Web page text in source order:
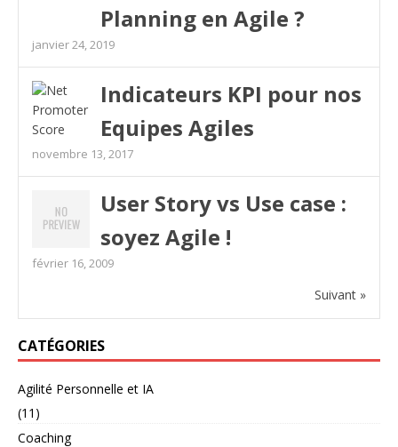
Planning en Agile ?
janvier 24, 2019
Indicateurs KPI pour nos
Equipes Agiles
novembre 13, 2017
User Story vs Use case :
soyez Agile !
février 16, 2009
Suivant »
CATÉGORIES
Agilité Personnelle et IA
(11)
Coaching